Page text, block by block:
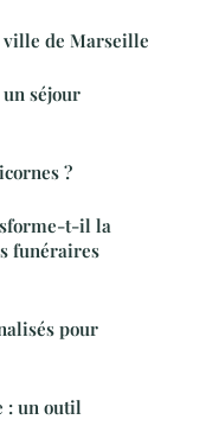
ville de Marseille
séjour
?
t-il la
funéraires
pour
: un outil